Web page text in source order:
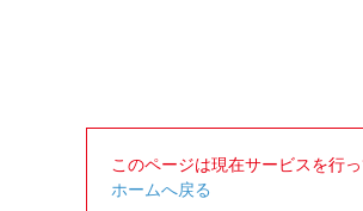
このページは現在サービスを行
ホームへ戻る